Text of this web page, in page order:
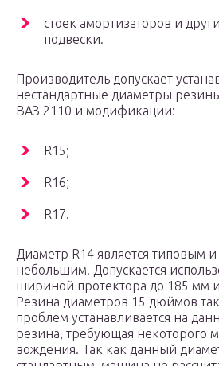
стоек амортизаторов и
подвески.
Производитель допускает
нестандартные диаметры
ВАЗ 2110 и модификации:
R15;
R16;
R17.
Диаметр R14 является типовым
небольшим. Допускается
шириной протектора до 185 мм
Резина диаметров 15 дюймов
проблем устанавливается на
резина, требующая некоторого
вождения. Так как данный